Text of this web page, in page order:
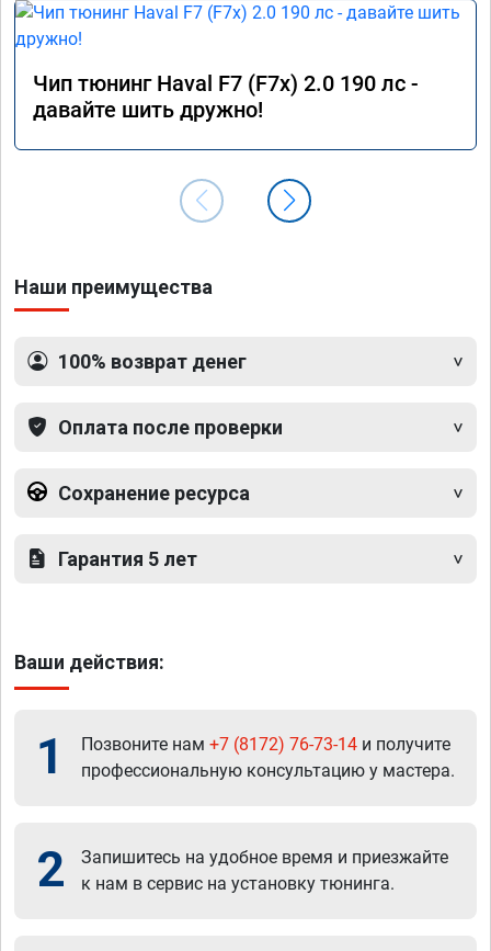
Чип тюнинг Haval F7 (F7x) 2.0 190 лс -
давайте шить дружно!
Наши преимущества
100% возврат денег
Оплата после проверки
Сохранение ресурса
Гарантия 5 лет
Ваши действия:
1 Позвоните нам +7 (8172) 76-73-14 и получите
профессиональную консультацию у мастера.
2
Запишитесь на удобное время и приезжайте
к нам в сервис на установку тюнинга.